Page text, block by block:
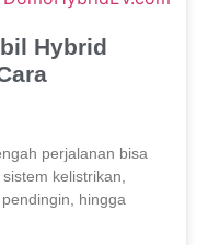
Hybrid
perjalanan bisa
kelistrikan,
hingga